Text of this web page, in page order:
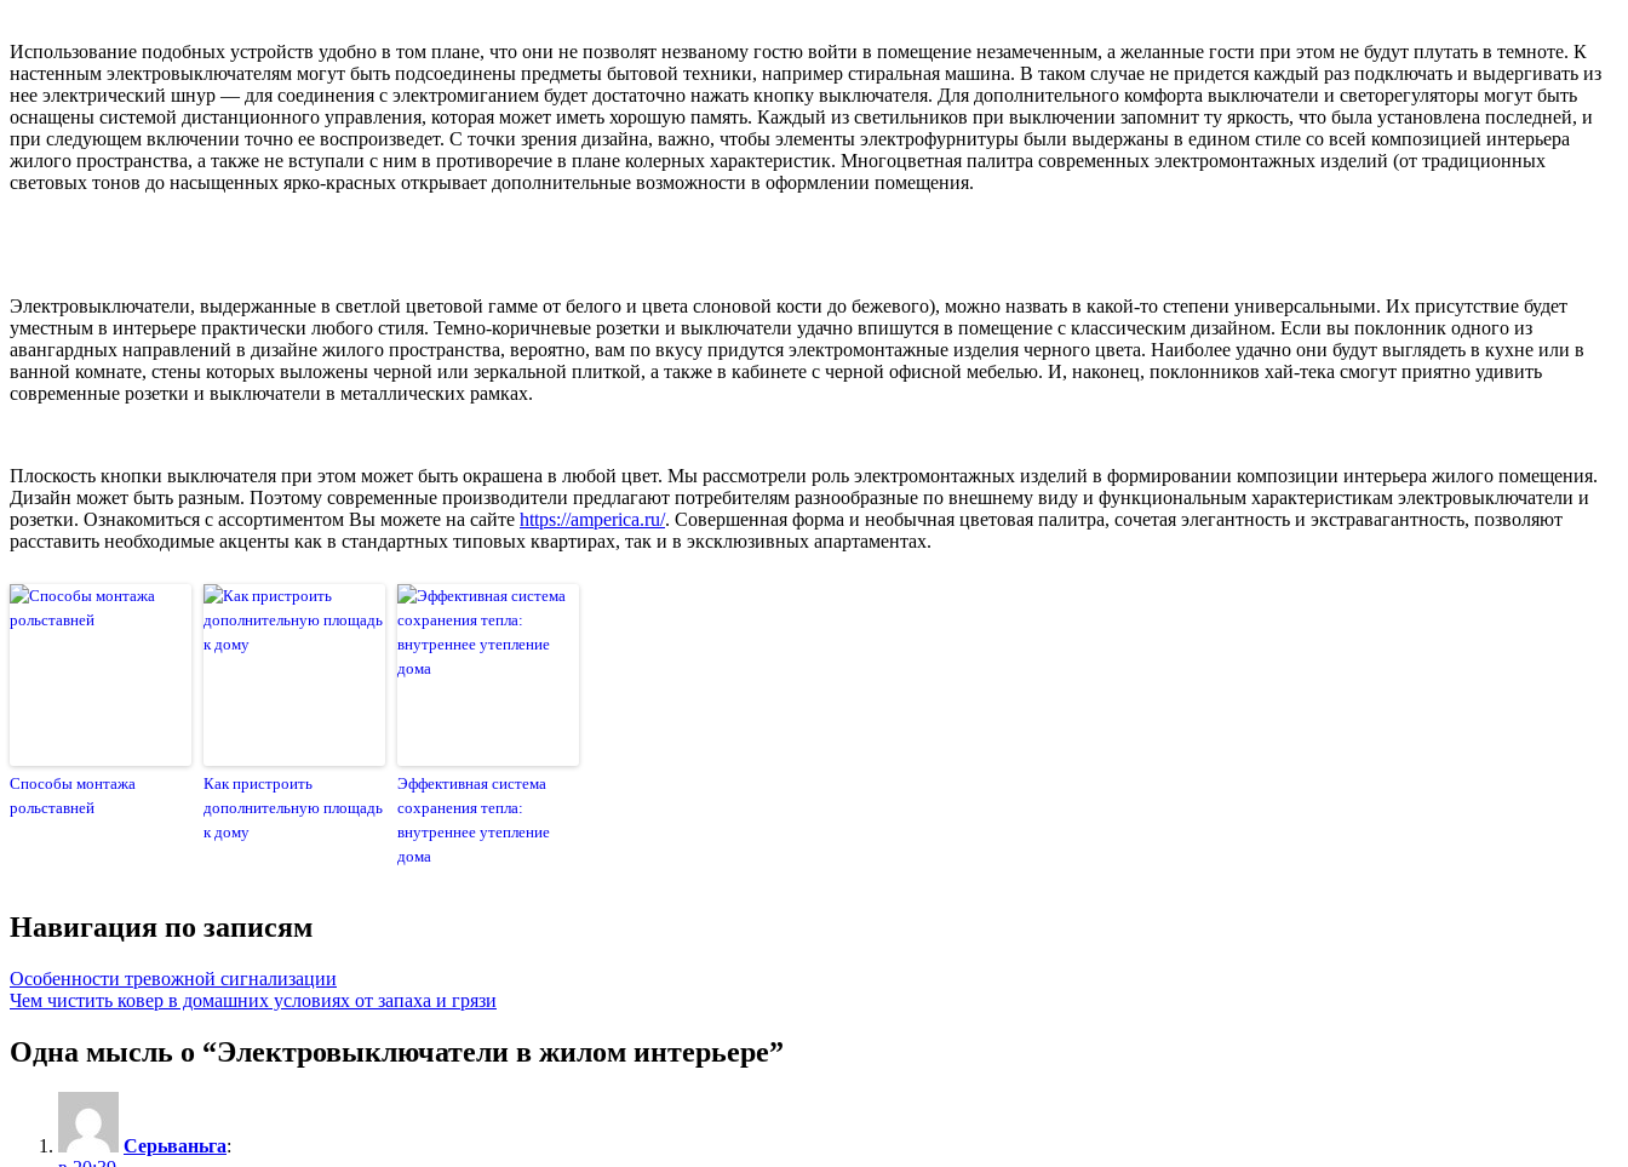
Использование подобных устройств удобно в том плане, что они не позволят незваному гостю войти в помещение незамеченным, а желанные гости при этом не будут плутать в темноте. К
настенным электровыключателям могут быть подсоединены предметы бытовой техники, например стиральная машина. В таком случае не придется каждый раз подключать и выдергивать из
нее электрический шнур — для соединения с электромиганием будет достаточно нажать кнопку выключателя. Для дополнительного комфорта выключатели и светорегуляторы могут быть
оснащены системой дистанционного управления, которая может иметь хорошую память. Каждый из светильников при выключении запомнит ту яркость, что была установлена последней, и
при следующем включении точно ее воспроизведет. С точки зрения дизайна, важно, чтобы элементы электрофурнитуры были выдержаны в едином стиле со всей композицией интерьера
жилого пространства, а также не вступали с ним в противоречие в плане колерных характеристик. Многоцветная палитра современных электромонтажных изделий (от традиционных
световых тонов до насыщенных ярко-красных открывает дополнительные возможности в оформлении помещения.
Электровыключатели, выдержанные в светлой цветовой гамме от белого и цвета слоновой кости до бежевого), можно назвать в какой-то степени универсальными. Их присутствие будет
уместным в интерьере практически любого стиля. Темно-коричневые розетки и выключатели удачно впишутся в помещение с классическим дизайном. Если вы поклонник одного из
авангардных направлений в дизайне жилого пространства, вероятно, вам по вкусу придутся электромонтажные изделия черного цвета. Наиболее удачно они будут выглядеть в кухне или в
ванной комнате, стены которых выложены черной или зеркальной плиткой, а также в кабинете с черной офисной мебелью. И, наконец, поклонников хай-тека смогут приятно удивить
современные розетки и выключатели в металлических рамках.
Плоскость кнопки выключателя при этом может быть окрашена в любой цвет. Мы рассмотрели роль электромонтажных изделий в формировании композиции интерьера жилого помещения.
Дизайн может быть разным. Поэтому современные производители предлагают потребителям разнообразные по внешнему виду и функциональным характеристикам электровыключатели и
розетки. Ознакомиться с ассортиментом Вы можете на сайте https://amperica.ru/. Совершенная форма и необычная цветовая палитра, сочетая элегантность и экстравагантность, позволяют
расставить необходимые акценты как в стандартных типовых квартирах, так и в эксклюзивных апартаментах.
Способы монтажа
рольставней
Как пристроить
дополнительную площадь
к дому
Эффективная система
сохранения тепла:
внутреннее утепление
дома
Навигация по записям
Особенности тревожной сигнализации
Чем чистить ковер в домашних условиях от запаха и грязи
Одна мысль о “Электровыключатели в жилом интерьере”
Серьваньга: